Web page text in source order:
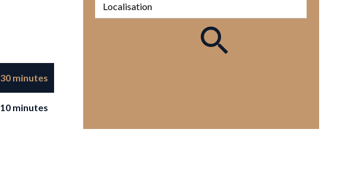
30 minutes
10 minutes
Localisation